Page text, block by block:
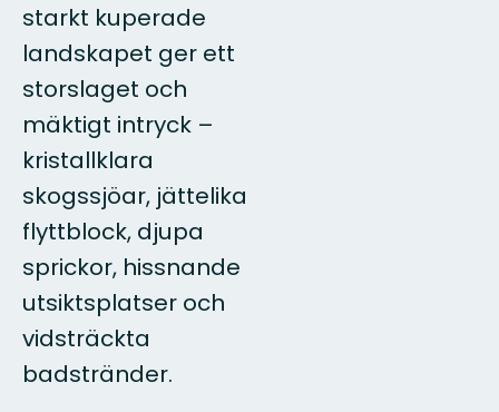
starkt kuperade
landskapet ger ett
storslaget och
mäktigt intryck –
kristallklara
skogssjöar, jättelika
flyttblock, djupa
sprickor, hissnande
utsiktsplatser och
vidsträckta
badstränder.